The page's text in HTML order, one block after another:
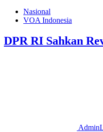
Nasional
VOA Indonesia
DPR RI Sahkan